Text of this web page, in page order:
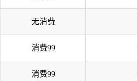
无消费
消费99
消费99